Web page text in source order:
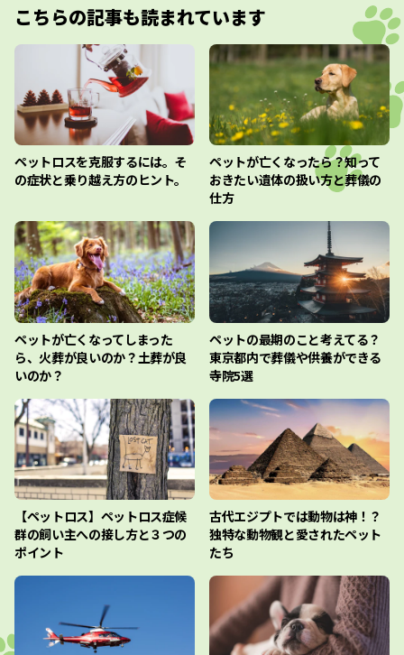
こちらの記事も読まれています
ペットロスを克服するには。そ
の症状と乗り越え方のヒント。
ペットが亡くなったら？知って
おきたい遺体の扱い方と葬儀の
仕方
ペットが亡くなってしまった
ら、火葬が良いのか？土葬が良
いのか？
ペットの最期のこと考えてる？
東京都内で葬儀や供養ができる
寺院5選
【ペットロス】ペットロス症候
群の飼い主への接し方と３つの
ポイント
古代エジプトでは動物は神！？
独特な動物観と愛されたペット
たち